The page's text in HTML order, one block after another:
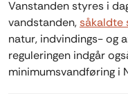
Vanstanden styres i
vandstanden,såkaldte
natur, indvindings- og
reguleringen indgår
minimumsvandføring i